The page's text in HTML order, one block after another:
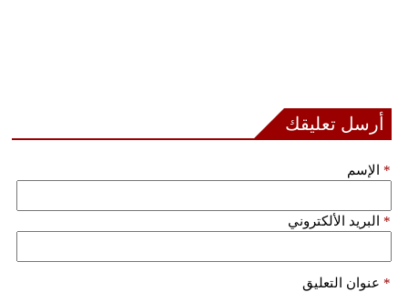
أرسل تعليقك
الإسم *
البريد الألكتروني *
عنوان التعليق *